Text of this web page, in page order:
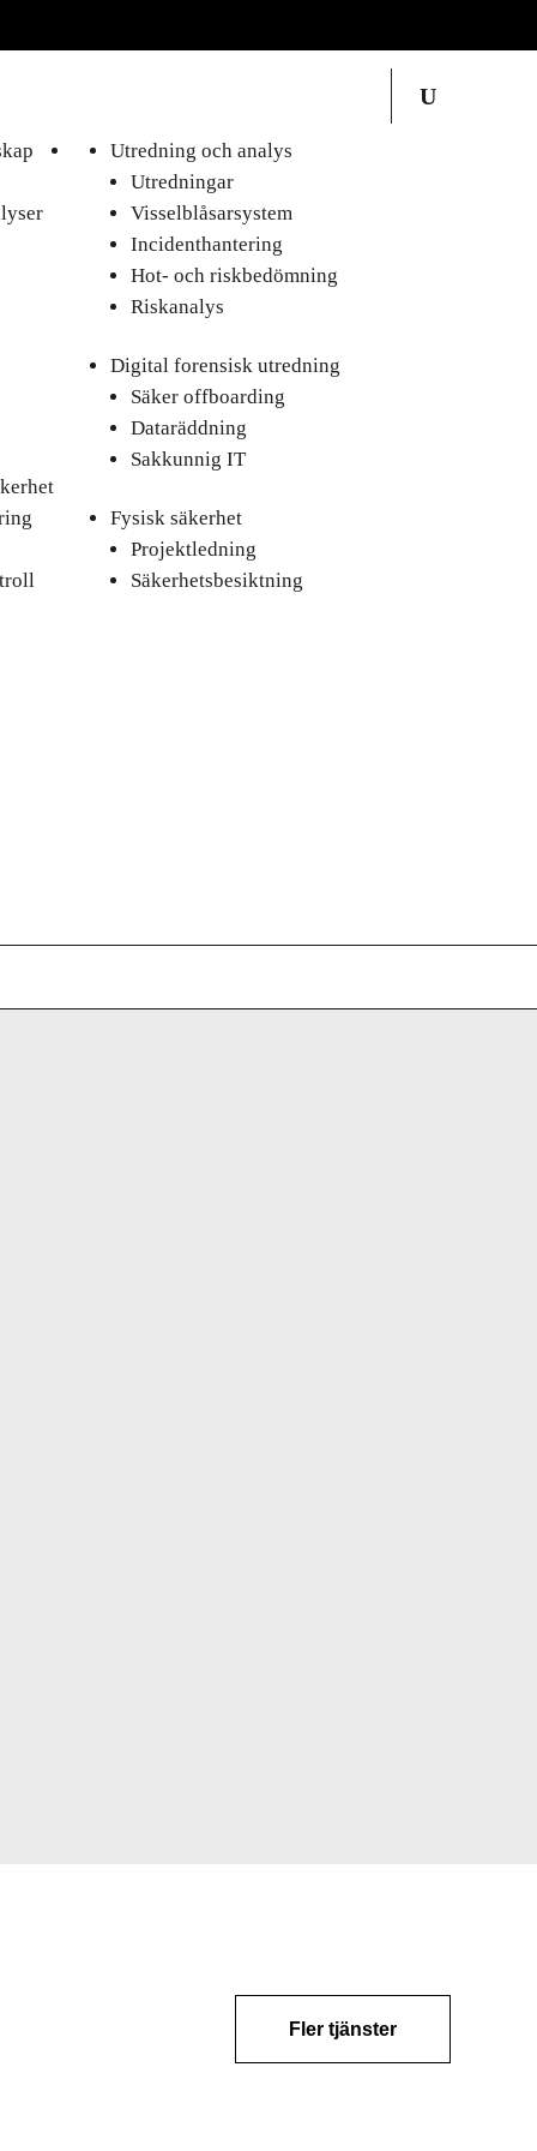
Utredning och analys
Utredningar
Visselblåsarsystem
Incidenthantering
Hot- och riskbedömning
Riskanalys
Digital forensisk utredning
Säker offboarding
Dataräddning
Sakkunnig IT
Fysisk säkerhet
Projektledning
Säkerhetsbesiktning
Fler tjänster